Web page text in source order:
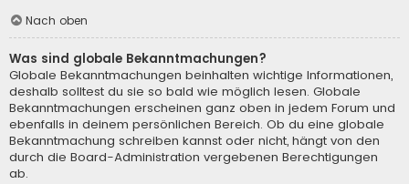
Nach oben
Was sind globale Bekanntmachungen?
Globale Bekanntmachungen beinhalten wichtige Informationen,
deshalb solltest du sie so bald wie möglich lesen. Globale
Bekanntmachungen erscheinen ganz oben in jedem Forum und
ebenfalls in deinem persönlichen Bereich. Ob du eine globale
Bekanntmachung schreiben kannst oder nicht, hängt von den
durch die Board-Administration vergebenen Berechtigungen
ab.